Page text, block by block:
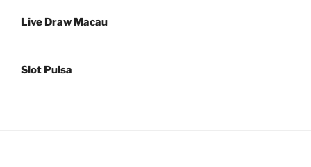
Live Draw Macau
Slot Pulsa